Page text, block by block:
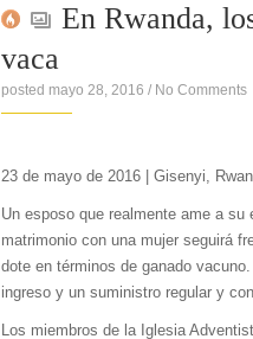
En Rwanda,
vaca
posted mayo 28, 2016 / No Comments
23 de mayo de 2016 | Gisenyi,
Un esposo que realmente ame a
matrimonio con una mujer seguirá
dote en términos de ganado
ingreso y un suministro regular y
Los miembros de la Iglesia